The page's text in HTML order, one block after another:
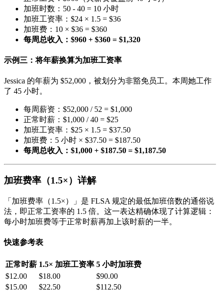
加班时数：50 - 40 = 10 小时
加班工资率：$24 × 1.5 = $36
加班费：10 × $36 = $360
每周总收入：$960 + $360 = $1,320
示例三：将年薪换算为加班工资率
Jessica 的年薪为 $52,000，被划分为非豁免员工。本周她工作
了 45 小时。
每周薪资：$52,000 / 52 = $1,000
正常时薪：$1,000 / 40 = $25
加班工资率：$25 × 1.5 = $37.50
加班费：5 小时 × $37.50 = $187.50
每周总收入：$1,000 + $187.50 = $1,187.50
加班费率（1.5×）详解
「加班费率（1.5×）」是 FLSA 规定的最低加班倍数的通俗说
法，即正常工资率的 1.5 倍。这一表达精确体现了计算逻辑：
每小时加班费等于正常时薪再加上该时薪的一半。
快速参考表
正常时薪 1.5× 加班工资率 5 小时加班费
$12.00
$18.00
$90.00
$15.00
$22.50
$112.50